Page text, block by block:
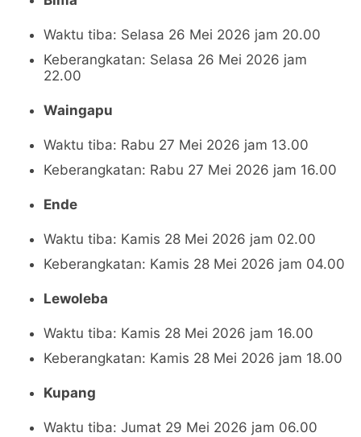
Waktu tiba: Selasa 26 Mei 2026 jam 20.00
Keberangkatan: Selasa 26 Mei 2026 jam
22.00
Waingapu
Waktu tiba: Rabu 27 Mei 2026 jam 13.00
Keberangkatan: Rabu 27 Mei 2026 jam 16.00
Ende
Waktu tiba: Kamis 28 Mei 2026 jam 02.00
Keberangkatan: Kamis 28 Mei 2026 jam 04.00
Lewoleba
Waktu tiba: Kamis 28 Mei 2026 jam 16.00
Keberangkatan: Kamis 28 Mei 2026 jam 18.00
Kupang
Waktu tiba: Jumat 29 Mei 2026 jam 06.00